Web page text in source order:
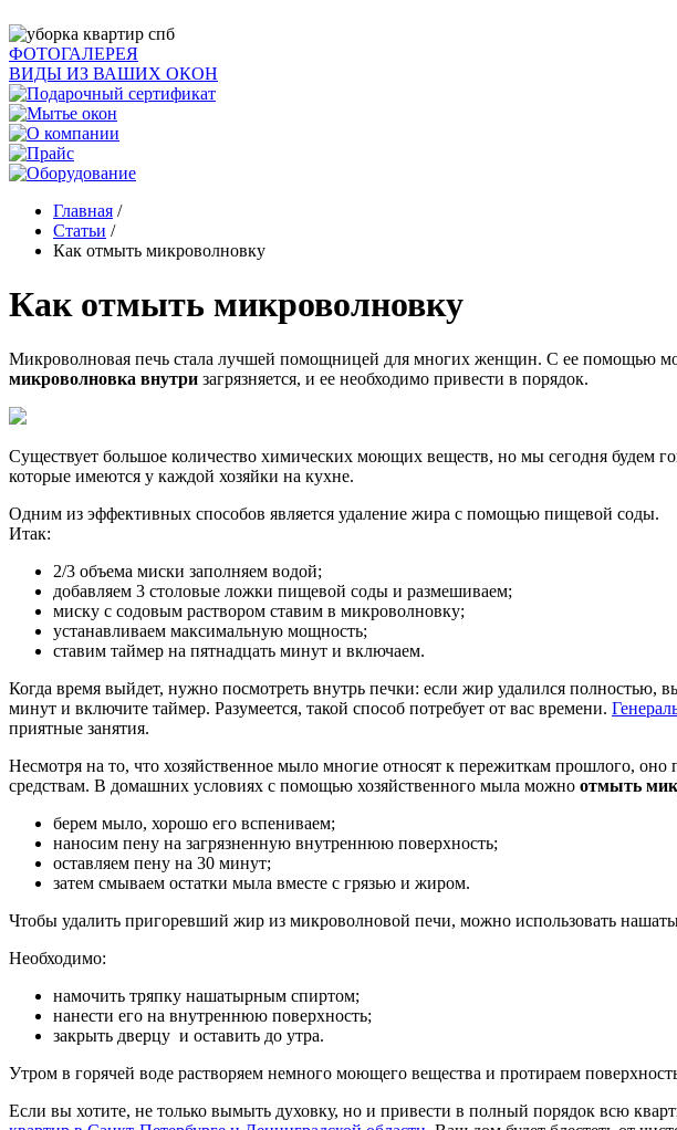
ФОТОГАЛЕРЕЯ
ВИДЫ ИЗ ВАШИХ ОКОН
Главная /
Статьи /
Как отмыть микроволновку
Как отмыть микроволновку
Микроволновая печь стала лучшей помощницей для многих женщин. С ее помощью
микроволновка внутри загрязняется, и ее необходимо привести в порядок.
Существует большое количество химических моющих веществ, но мы сегодня будем
которые имеются у каждой хозяйки на кухне.
Одним из эффективных способов является удаление жира с помощью пищевой соды.
Итак:
2/3 объема миски заполняем водой;
добавляем 3 столовые ложки пищевой соды и размешиваем;
миску с содовым раствором ставим в микроволновку;
устанавливаем максимальную мощность;
ставим таймер на пятнадцать минут и включаем.
Когда время выйдет, нужно посмотреть внутрь печки: если жир удалился
минут и включите таймер. Разумеется, такой способ потребует от вас времени.
приятные занятия.
Несмотря на то, что хозяйственное мыло многие относят к пережиткам прошлого,
средствам. В домашних условиях с помощью хозяйственного мыла можно отмыть
берем мыло, хорошо его вспениваем;
наносим пену на загрязненную внутреннюю поверхность;
оставляем пену на 30 минут;
затем смываем остатки мыла вместе с грязью и жиром.
Чтобы удалить пригоревший жир из микроволновой печи, можно использовать
Необходимо:
намочить тряпку нашатырным спиртом;
нанести его на внутреннюю поверхность;
закрыть дверцу и оставить до утра.
Утром в горячей воде растворяем немного моющего вещества и протираем
Если вы хотите, не только вымыть духовку, но и привести в полный порядок всю